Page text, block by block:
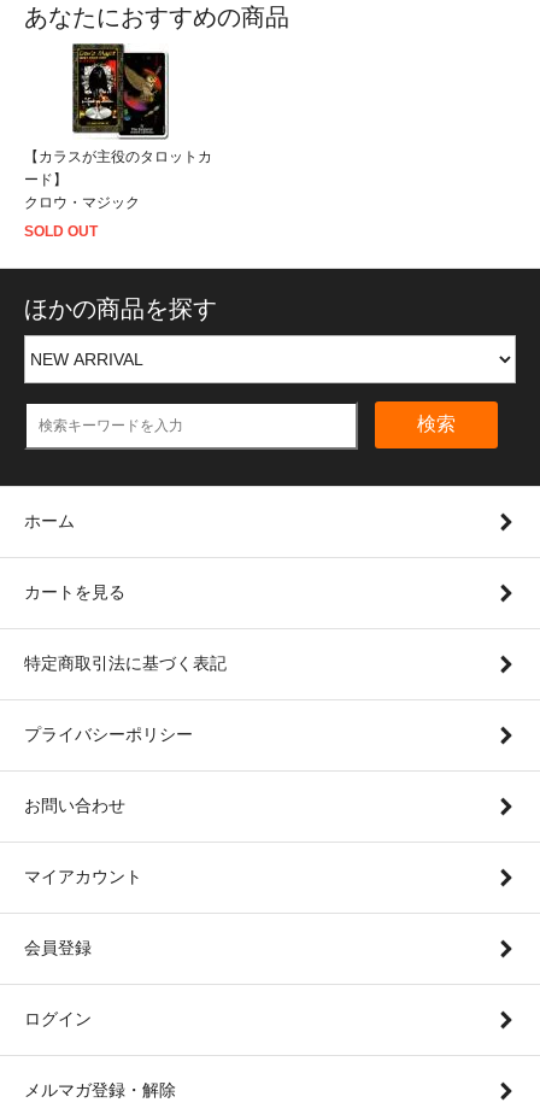
あなたにおすすめの商品
【カラスが主役のタロットカ
ード】
クロウ・マジック
SOLD OUT
ほかの商品を探す
検索
ホーム
カートを見る
特定商取引法に基づく表記
プライバシーポリシー
お問い合わせ
マイアカウント
会員登録
ログイン
メルマガ登録・解除